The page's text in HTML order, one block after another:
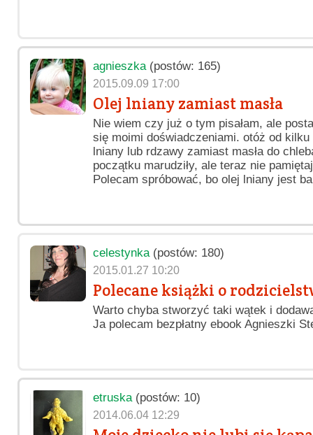
agnieszka(postów: 165)
2015.09.09 17:00
Olej lniany zamiast masła
Nie wiem czy już o tym pisałam, ale
się moimi doświadczeniami. otóż od
lniany lub rdzawy zamiast masła do
początku marudziły, ale teraz nie
Polecam spróbować, bo olej lniany jest
celestynka(postów: 180)
2015.01.27 10:20
Polecane książki o
Warto chyba stworzyć taki wątek i
Ja polecam bezpłatny ebook Agnieszki
etruska(postów: 10)
2014.06.04 12:29